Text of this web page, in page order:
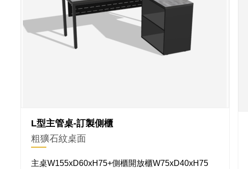
cuzcuz
L型主管桌-訂製側櫃
粗獷石紋桌面
主桌W155xD60xH75+側櫃開放櫃W75xD40xH75